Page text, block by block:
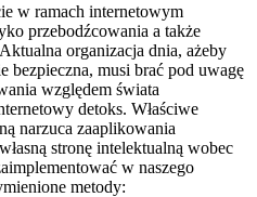
w ramach internetowym
przebodźcowania a także
organizacja dnia, ażeby
bezpieczna, musi brać pod uwagę
względem świata
detoks. Właściwe
narzuca zaaplikowania
stronę intelektualną wobec
w naszego
metody: